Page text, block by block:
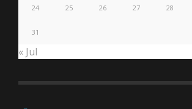
24 25 26 27 28
31
« Jul